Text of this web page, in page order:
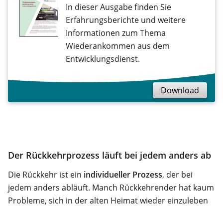
In dieser Ausgabe finden Sie
Erfahrungsberichte und weitere
Informationen zum Thema
Wiederankommen aus dem
Entwicklungsdienst.
Download
Der Rückkehrprozess läuft bei jedem anders ab
Die Rückkehr ist ein individueller Prozess, der bei
jedem anders abläuft. Manch Rückkehrender hat kaum
Probleme, sich in der alten Heimat wieder einzuleben